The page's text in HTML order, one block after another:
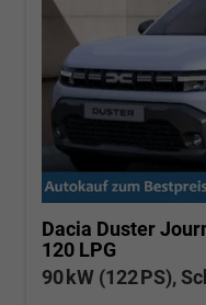
Dacia Duster
120 LPG
90 kW (122 PS),